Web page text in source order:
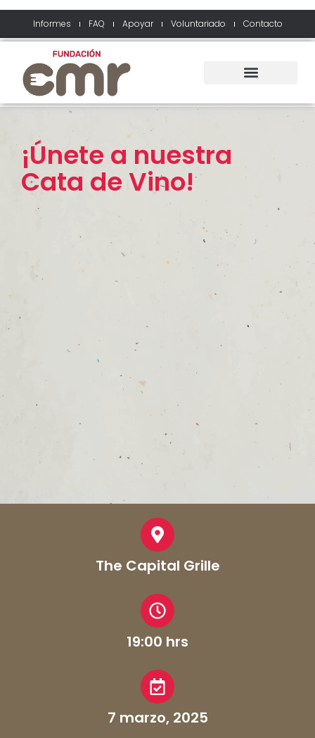
Informes FAQ Apoyar Voluntariado Contacto
¡Únete a nuestra
Cata de Vino!
The Capital Grille
19:00 hrs
7 marzo, 2025